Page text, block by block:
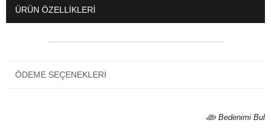
ÜRÜN ÖZELLIKLERI
ÖDEME SEÇENEKLERI
Bedenimi Bul